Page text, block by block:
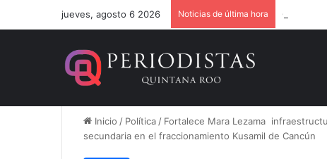
jueves, agosto 6 2026 Noticias de última hora Cristina
Inicio / Política / Fortalece Mara Lezama
secundaria en el fraccionamiento Kusamil de Cancún